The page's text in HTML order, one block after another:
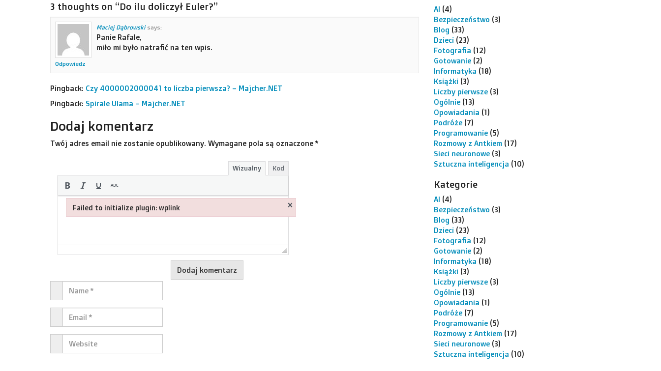
3 thoughts on “Do ilu doliczył Euler?”
Maciej Dąbrowski says:
Panie Rafale,
miło mi było natrafić na ten wpis.
Odpowiedz
Pingback: Czy 4000002000041 to liczba pierwsza? – Majcher.NET
Pingback: Spirale Ulama – Majcher.NET
Dodaj komentarz
Twój adres email nie zostanie opublikowany. Wymagane pola są oznaczone*
Wizualny Kod
AI (4)
Bezpieczeństwo (3)
Blog (33)
Dzieci (23)
Fotografia (12)
Gotowanie (2)
Informatyka (18)
Książki (3)
Liczby pierwsze (3)
Ogólnie (13)
Opowiadania (1)
Podróże (7)
Programowanie (5)
Rozmowy z Antkiem (17)
Sieci neuronowe (3)
Sztuczna inteligencja (10)
Kategorie
AI (4)
Bezpieczeństwo (3)
Blog (33)
Dzieci (23)
Fotografia (12)
Gotowanie (2)
Informatyka (18)
Książki (3)
Liczby pierwsze (3)
Ogólnie (13)
Opowiadania (1)
Podróże (7)
Programowanie (5)
Rozmowy z Antkiem (17)
Sieci neuronowe (3)
Sztuczna inteligencja (10)
Failed to initialize plugin: wplink ×
Failed to initialize plugin: wplink